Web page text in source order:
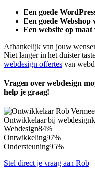
Een goede
Een goede Webshop
Een website op maat
Afhankelijk van jouw
Niet langer in het duister
webdesign offertes van
Vragen over webdesign
help je graag!
Ontwikkelaar bij
Webdesign84%
Ontwikkeling97%
Ondersteuning95%
Stel direct je vraag aan Rob